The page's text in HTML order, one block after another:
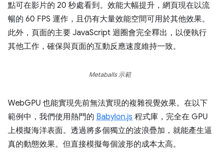
點可在影片的 20 秒處看到。效能大幅提升，網頁現在以流
暢的 60 FPS 運作，且仍有大量效能空間可用於其他效果。
此外，頁面的主要 JavaScript 迴圈會完全釋出，以便執行
其他工作，確保與頁面的互動反應速度維持一致。
Metaballs 示範
WebGPU 也能實現先前無法實現的複雜視覺效果。在以下
範例中，我們使用熱門的 Babylon.js 程式庫，完全在 GPU
上模擬海洋表面。透過將多個獨立的波浪疊加，就能產生逼
真的動態效果。但直接模擬每個波形的成本太高。